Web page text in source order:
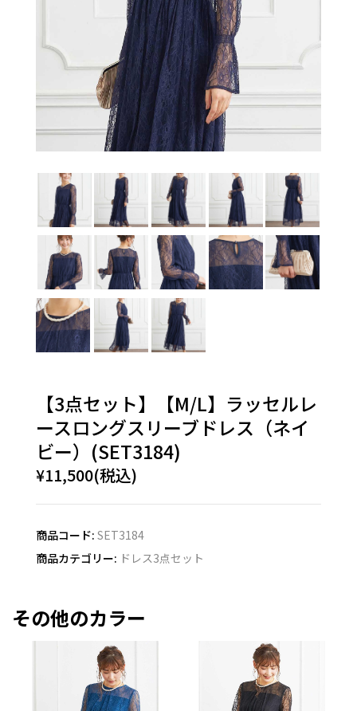
【3点セット】【M/L】ラッセルレ
ースロングスリーブドレス（ネイ
ビー）(SET3184)
¥11,500(税込)
商品コード: SET3184
商品カテゴリー: ドレス3点セット
その他のカラー